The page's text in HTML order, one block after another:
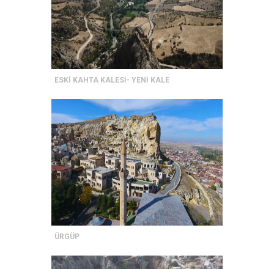
ESKİ KAHTA KALESİ- YENİ KALE
ÜRGÜP